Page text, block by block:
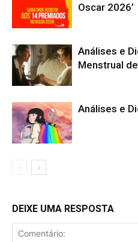
Oscar 2026’
Análises e
Menstrual
Análises e
DEIXE UMA RESPOSTA